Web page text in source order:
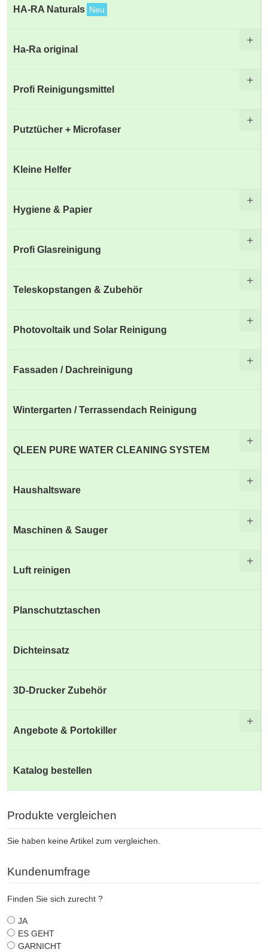
HA-RA Naturals Neu
Ha-Ra original
Profi Reinigungsmittel
Putztücher + Microfaser
Kleine Helfer
Hygiene & Papier
Profi Glasreinigung
Teleskopstangen & Zubehör
Photovoltaik und Solar Reinigung
Fassaden / Dachreinigung
Wintergarten / Terrassendach Reinigung
QLEEN PURE WATER CLEANING SYSTEM
Haushaltsware
Maschinen & Sauger
Luft reinigen
Planschutztaschen
Dichteinsatz
3D-Drucker Zubehör
Angebote & Portokiller
Katalog bestellen
Produkte vergleichen
Sie haben keine Artikel zum vergleichen.
Kundenumfrage
Finden Sie sich zurecht ?
JA
ES GEHT
GARNICHT